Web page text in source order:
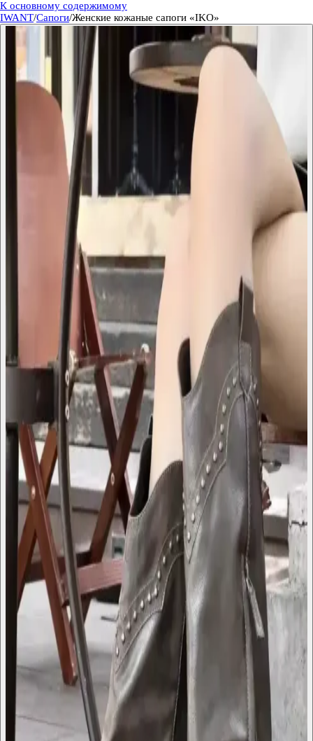
К основному содержимому
IWANT/Сапоги/Женские кожаные сапоги «IKO»